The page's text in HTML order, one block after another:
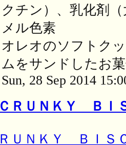
クチン）、乳化剤
メル色素
オレオのソフトク
ムをサンドしたお
Sun, 28 Sep 2014
ＣＲＵＮＫＹ ＢＩ